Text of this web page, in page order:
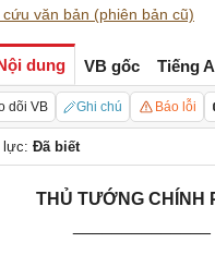
văn bản (phiên bản cũ)
dung VB gốc Tiếng
dõi VB Ghi chú Báo lỗi
lực: Đã biết
THỦ TƯỚNG CHÍNH